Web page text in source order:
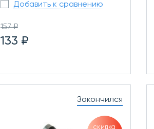
Добавить к сравнению
157 ₽
133 ₽
Закончился
скидка